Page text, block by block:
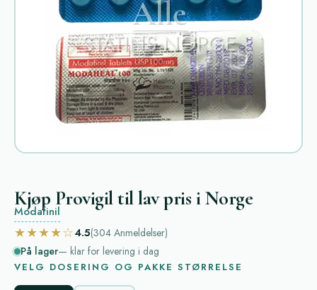
Kjøp Provigil til lav pris i Norge
Modafinil
★★★★☆4.5(304 Anmeldelser)
På lager— klar for levering i dag
VELG DOSERING OG PAKKE STØRRELSE